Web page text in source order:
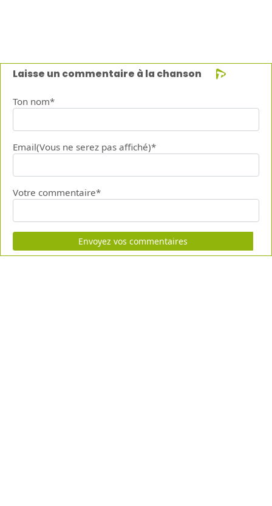
Laisse un commentaire à la chanson
Ton nom*
Email(Vous ne serez pas affiché)*
Votre commentaire*
Envoyez vos commentaires